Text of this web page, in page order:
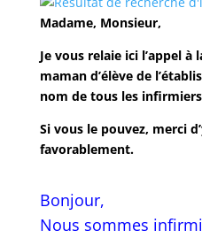
Madame, Monsieur,
Je vous relaie ici l’appel
maman d’élève de
nom de tous les
Si vous le pouvez, merci
favorablement.
Bonjour,
Nous sommes